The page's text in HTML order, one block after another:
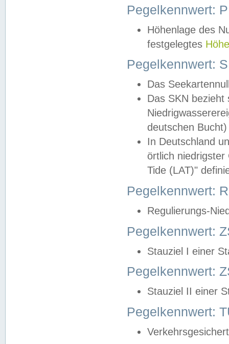
Pegelkennwert:
Höhenlage des
festgelegtes
Pegelkennwert:
Das
Das SKN
deutschen
In Deutschland
örtlich
Tide (LAT)"
Pegelkennwert:
Regulierungs-
Pegelkennwert:
Stauziel I einer
Pegelkennwert:
Stauziel II einer
Pegelkennwert: